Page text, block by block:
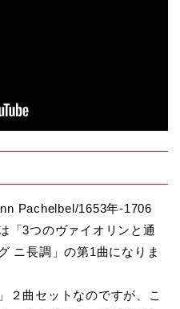
Pachelbel/1653年-1706
「3つのヴァイオリンと通
ニ長調」の第1曲になりま
２曲セットなのですが、こ